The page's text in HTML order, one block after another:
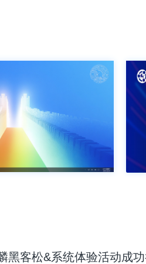
客松&系统体验活动成